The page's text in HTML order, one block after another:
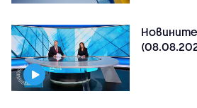
Новините